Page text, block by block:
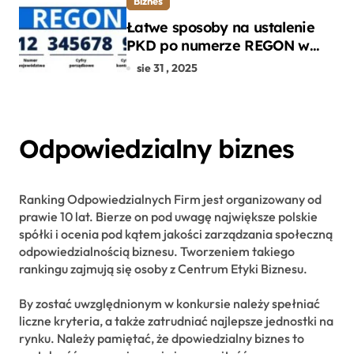
Łatwe sposoby na ustalenie
PKD po numerze REGON w
kilku prostych krokach
sie 31 , 2025
Odpowiedzialny biznes
Ranking Odpowiedzialnych Firm jest organizowany od
prawie 10 lat. Bierze on pod uwagę największe polskie
spółki i ocenia pod kątem jakości zarządzania społeczną
odpowiedzialnością biznesu. Tworzeniem takiego
rankingu zajmują się osoby z Centrum Etyki Biznesu.
By zostać uwzględnionym w konkursie należy spełniać
liczne kryteria, a także zatrudniać najlepsze jednostki na
rynku. Należy pamiętać, że dpowiedzialny biznes to